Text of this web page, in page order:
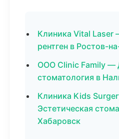
Клиника Vital Laser
рентген в Ростов-
ООО Clinic Family —
стоматология в
Клиника Kids
Эстетическая
Хабаровск